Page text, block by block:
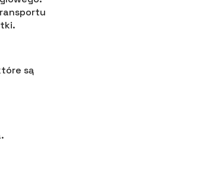
są